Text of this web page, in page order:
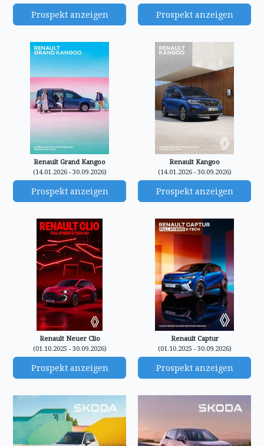
Prospekt anzeigen Prospekt anzeigen
Renault Grand Kangoo
(14.01.2026 - 30.09.2026)
Prospekt anzeigen
Renault Kangoo
(14.01.2026 - 30.09.2026)
Prospekt anzeigen
Renault Neuer Clio
(01.10.2025 - 30.09.2026)
Prospekt anzeigen
Renault Captur
(01.10.2025 - 30.09.2026)
Prospekt anzeigen